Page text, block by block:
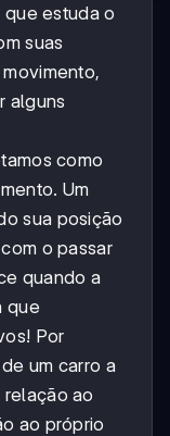
que estuda o
suas
alguns
como
Um
sua posição
o passar
quando a
que
Por
um carro a
ao
ao próprio